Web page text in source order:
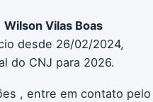
Wilson Vilas Boas
desde 26/02/2024,
do CNJ para 2026.
, entre em contato pelo